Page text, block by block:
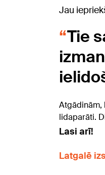
Jau
Tie
Atgādinām,
lidaparāti.
Lasi arī!
Latgalē